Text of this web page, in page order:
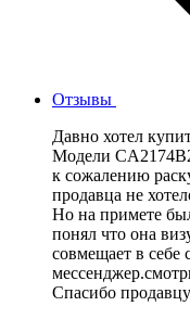
Отзывы
Давно хотел
Модели
к сожалению
продавца не
Но на примете
понял что она
совмещает в себе
Спасибо